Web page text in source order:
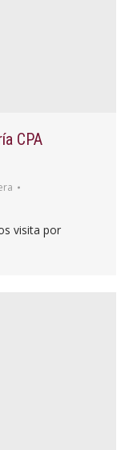
CPA
visita por